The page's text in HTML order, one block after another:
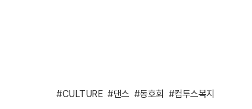
#CULTURE #댄스 #동호회 #컴투스복지